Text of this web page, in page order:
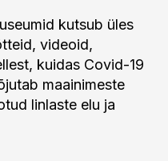
kutsub üles
videoid,
kuidas Covid-19
maainimeste
linlaste elu ja